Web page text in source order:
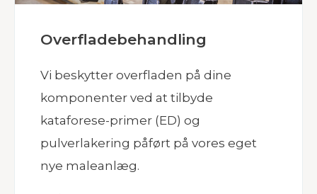
Overfladebehandling
Vi beskytter overfladen på dine
komponenter ved at tilbyde
kataforese-primer (ED) og
pulverlakering påført på vores eget
nye maleanlæg.